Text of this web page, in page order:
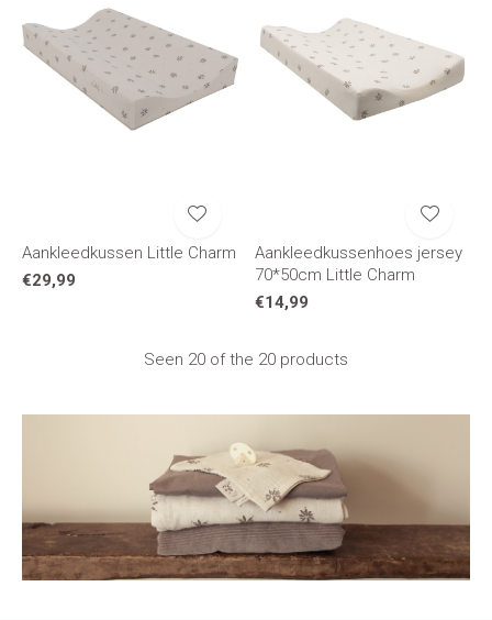
Aankleedkussen Little Charm
€29,99
Aankleedkussenhoes jersey
70*50cm Little Charm
€14,99
Seen 20 of the 20 products